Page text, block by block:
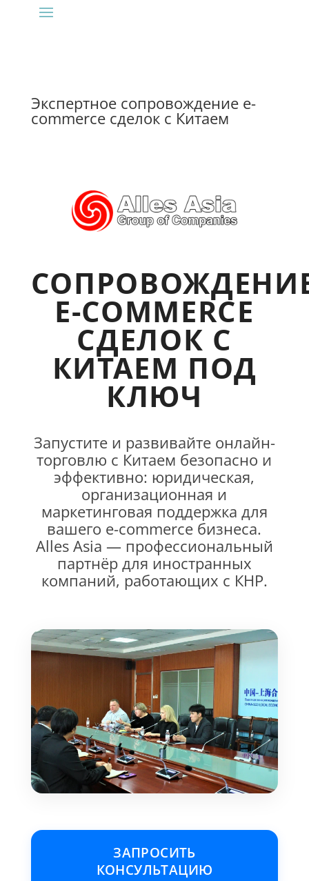
Экспертное сопровождение e-
commerce сделок с Китаем
E-COMMERCE
СДЕЛОК С
КИТАЕМ ПОД
КЛЮЧ
Запустите и развивайте онлайн-
торговлю с Китаем безопасно и
эффективно: юридическая,
организационная и
маркетинговая поддержка для
вашего e-commerce бизнеса.
Alles Asia — профессиональный
партнёр для иностранных
компаний, работающих с КНР.
ЗАПРОСИТЬ
КОНСУЛЬТАЦИЮ